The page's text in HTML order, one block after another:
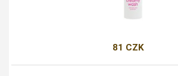
81 CZK